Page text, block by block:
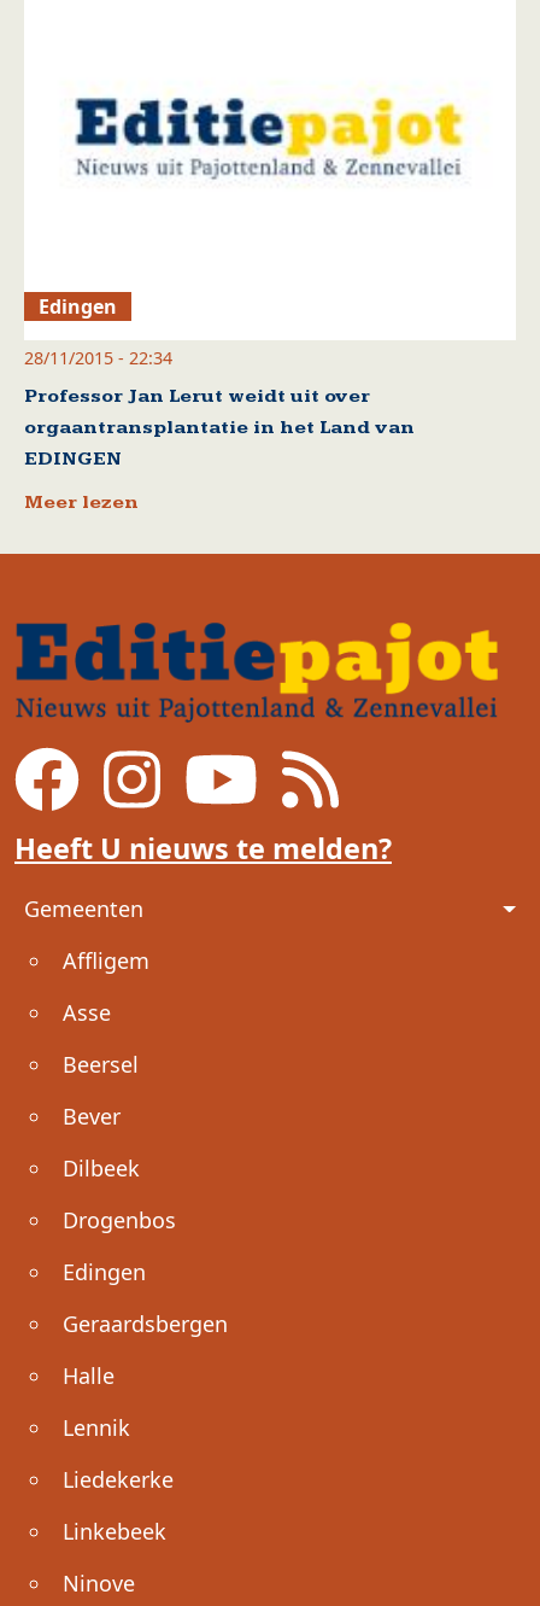
Edingen
28/11/2015 - 22:34
Professor Jan Lerut weidt uit over
orgaantransplantatie in het Land van
EDINGEN
Meer lezen
Heeft U nieuws te melden?
Voet
Gemeenten
Affligem
Asse
Beersel
Bever
Dilbeek
Drogenbos
Edingen
Geraardsbergen
Halle
Lennik
Liedekerke
Linkebeek
Ninove